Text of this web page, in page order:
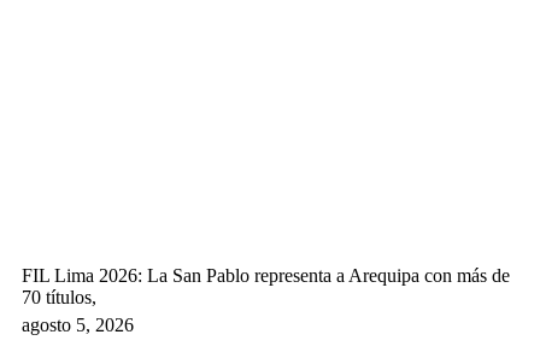
FIL Lima 2026: La San Pablo representa a Arequipa con más de
70 títulos,
agosto 5, 2026